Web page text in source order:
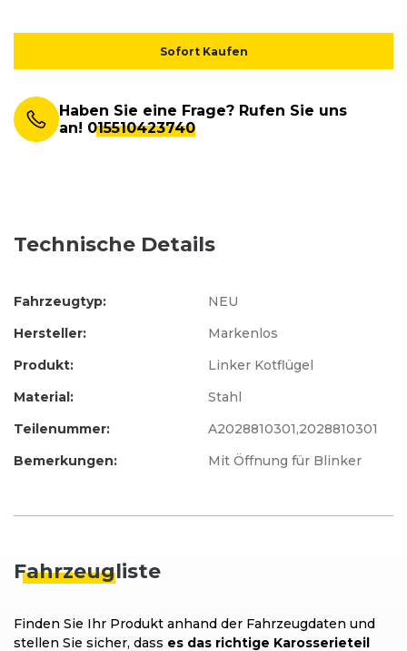
Sofort Kaufen
Haben Sie eine Frage? Rufen Sie uns
an! 015510423740
Technische Details
Hersteller:
Markenlos
Produkt:
Linker Kotflügel
Fahrzeugtyp: NEU
Material:
Stahl
Teilenummer:
A2028810301,2028810301
Bemerkungen:
Mit Öffnung für Blinker
Fahrzeugliste
Finden Sie Ihr Produkt anhand der Fahrzeugdaten und
stellen Sie sicher, dass es das richtige Karosserieteil